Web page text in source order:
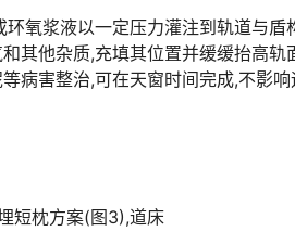
氧浆液以一定压力灌注到轨道与盾
其他杂质,充填其位置并缓缓抬高轨
病害整治,可在天窗时间完成,不影响
短枕方案(图3),道床